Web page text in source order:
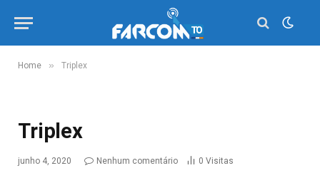
Home » Triplex
Triplex
junho 4, 2020 Nenhum comentário 0 Visitas